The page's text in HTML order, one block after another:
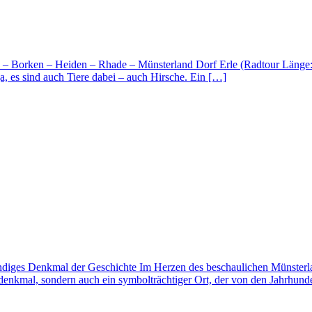
Borken – Heiden – Rhade – Münsterland Dorf Erle (Radtour
es sind auch Tiere dabei – auch Hirsche. Ein […]
Denkmal der Geschichte Im Herzen des beschaulichen
sondern auch ein symbolträchtiger Ort, der von den